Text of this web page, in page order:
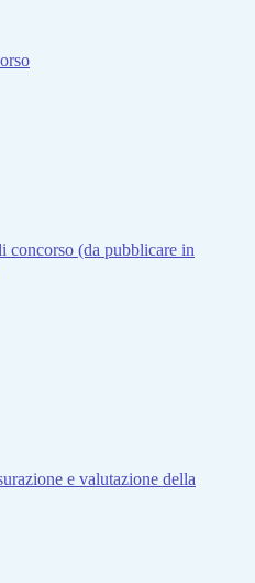
concorso (da pubblicare in
e valutazione della